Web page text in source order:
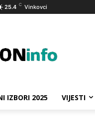
25.4 C Vinkovci
IZBORI 2025 VIJESTI